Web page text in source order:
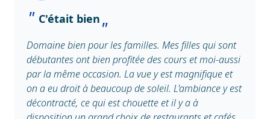
C'était bien
Domaine bien pour les familles. Mes filles qui sont
débutantes ont bien profitée des cours et moi-aussi
par la même occasion. La vue y est magnifique et
on a eu droit à beaucoup de soleil. L'ambiance y est
décontracté, ce qui est chouette et il y a à